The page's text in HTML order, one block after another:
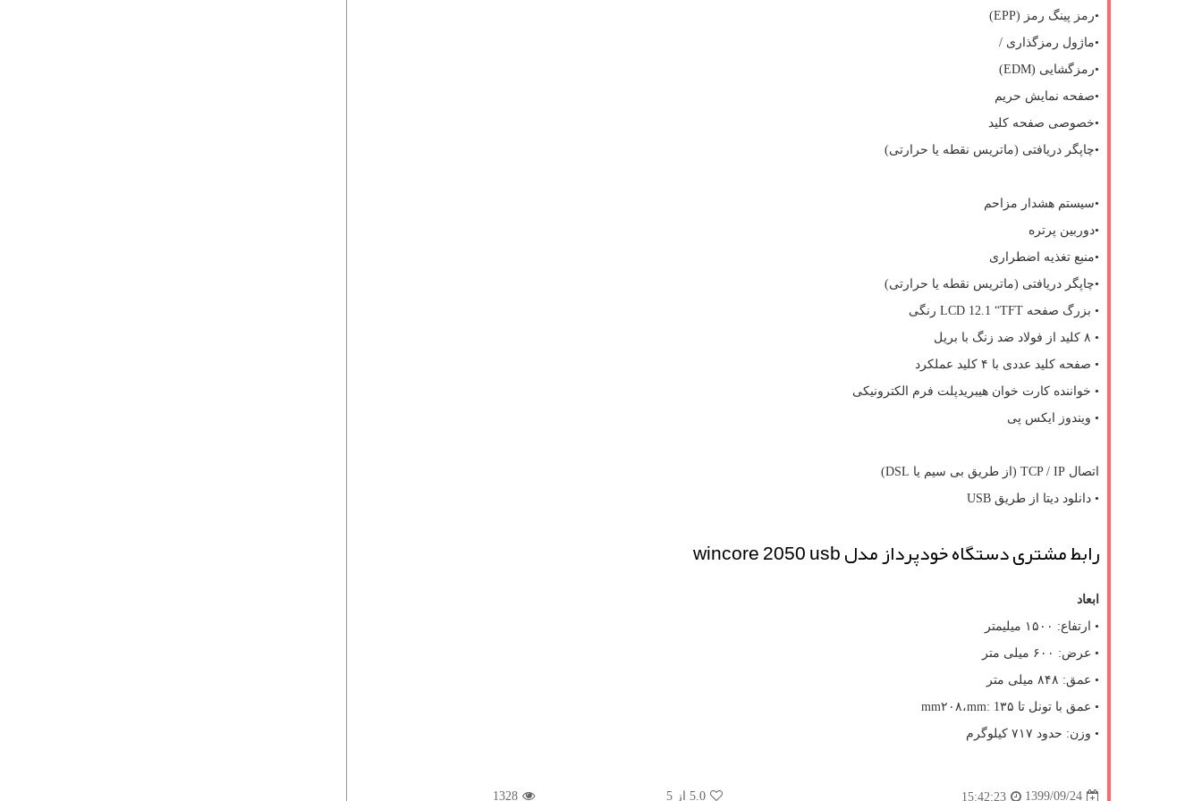
•رمز پینگ رمز (EPP
)
•ماژول رمزگذاری /
•رمزگشایی (EDM
)
•صفحه نمایش حریم
•خصوصی صفحه کلید
•چاپگر دریافتی (ماتریس نقطه یا حرارتی)
•سیستم هشدار مزاحم
•دوربین پرتره
•منبع تغذیه اضطراری
•چاپگر دریافتی (ماتریس نقطه یا حرارتی)
• بزرگ صفحه LCD 12.1 “TFT رنگی
• ۸ کلید از فولاد ضد زنگ با بریل
• صفحه کلید عددی با ۴ کلید عملکرد
• خواننده کارت خوان هیبریدپلت فرم الکترونیکی
• ویندوز ایکس پی
اتصال TCP / IP (از طریق بی سیم یا DSL
)
• دانلود دیتا از طریق USB
رابط مشتری دستگاه خودپرداز مدلwincore 2050 usb
ابعاد
• ارتفاع: ۱۵۰۰ میلیمتر
• عرض: ۶۰۰ میلی متر
• عمق: ۸۴۸ میلی متر
• عمق با تونل تا ۳۵
mm: 1،۲۰۸
mm
• وزن: حدود ۷۱۷ کیلوگرم
1399/09/24
15:42:23
5.0 از 5 1328